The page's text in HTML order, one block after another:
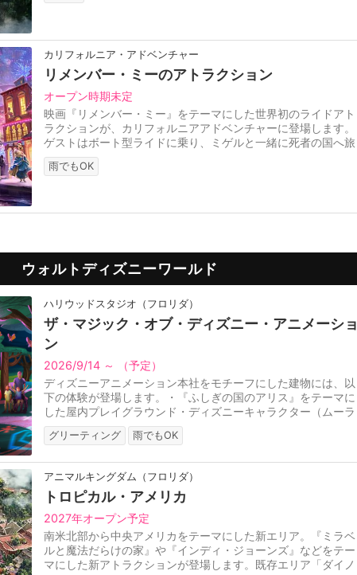
カリフォルニア・アドベンチャー
リメンバー・ミーのアトラクション
オープン時期未定
映画『リメンバー・ミー』をテーマにした世界初のライドアト
ラクションが、カリフォルニアアドベンチャーに登場します。
ゲストはボート型ライドに乗り、ミゲルと一緒に死者の国へ旅
に出ます。おなじみのキャラク...
雨でもOK
ウォルトディズニーワールド
ハリウッドスタジオ（フロリダ）
ザ・マジック・オブ・ディズニー・アニメーショ
ン
2026/9/14 ～ （予定）
ディズニーアニメーション本社をモチーフにした建物には、以
下の体験が登場します。・『ふしぎの国のアリス』をテーマに
した屋内プレイグラウンド・ディズニーキャラクター（ムーラ
ン、ラプンツェル、チップ＆デ...
グリーティング 雨でもOK
アニマルキングダム（フロリダ）
トロピカル・アメリカ
2027年オープン予定
南米北部から中央アメリカをテーマにした新エリア。『ミラベ
ルと魔法だらけの家』や『インディ・ジョーンズ』などをテー
マにした新アトラクションが登場します。既存エリア「ダイノ